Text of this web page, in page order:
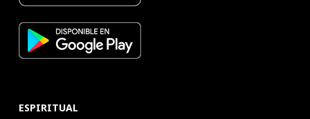
ESPIRITUAL